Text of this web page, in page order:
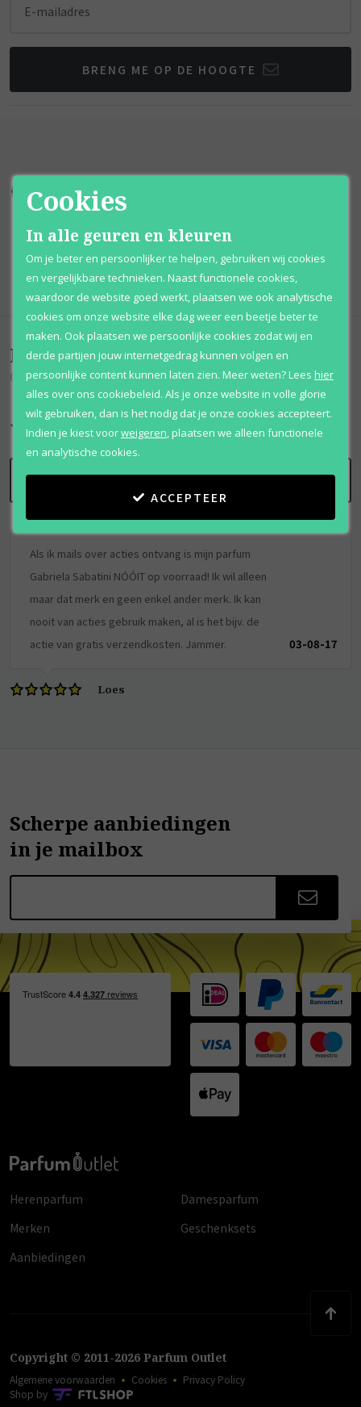
E-mailadres
BRENG ME OP DE HOOGTE
Kortingen tot wel 70%
100% originele
Qshops Keurmerk
Beoordelingen(1)
Gabriela Sabatini
10/10
Als ik mails over acties ontvang is mijn parfum
Gabriela Sabatini NÓÓIT op voorraad! Ik wil alleen
maar dat merk en geen enkel ander merk. Ik kan
nooit van acties gebruik maken, al is het bijv. de
actie van gratis verzendkosten. Jammer.
03-08-17
Loes
Scherpe aanbiedingen
in je mailbox
Herenparfum
Damesparfum
Merken
Geschenksets
Aanbiedingen
Copyright © 2011-2026 Parfum Outlet
Algemene voorwaarden Cookies
Privacy Policy
Shop by
Cookies
In alle geuren en kleuren
Om je beter en persoonlijker te helpen, gebruiken wij cookies
en vergelijkbare technieken. Naast functionele cookies,
waardoor de website goed werkt, plaatsen we ook analytische
cookies om onze website elke dag weer een beetje beter te
maken. Ook plaatsen we persoonlijke cookies zodat wij en
derde partijen jouw internetgedrag kunnen volgen en
persoonlijke content kunnen laten zien. Meer weten?Lees hier
alles over ons cookiebeleid. Als je onze website in volle glorie
wilt gebruiken, dan is het nodig dat je onze cookies accepteert.
Indien je kiest voorweigeren plaatsen we alleen functionele
en analytische cookies.
ACCEPTEER